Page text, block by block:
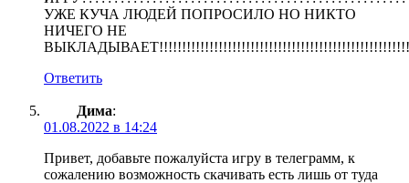
УЖЕ КУЧА ЛЮДЕЙ ПОПРОСИЛО НО НИКТО
НИЧЕГО НЕ
Ответить
Дима:
01.08.2022 в 14:24
Привет, добавьте пожалуйста игру в телеграмм, к
сожалению возможность скачивать есть лишь от туда